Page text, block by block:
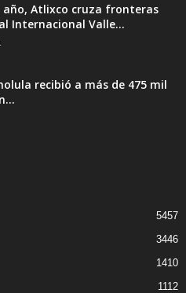
año, Atlixco cruza fronteras
Internacional Valle...
recibió a más de 475 mil
5457
3446
1410
1112